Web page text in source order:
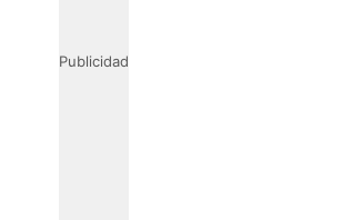
Publicidad